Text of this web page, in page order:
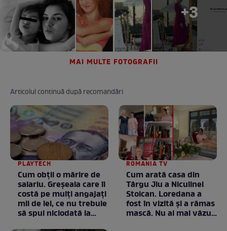
+3
MAI MULTE FOTOGRAFII
Articolul continuă după recomandări
PLAYTECH
Cum obții o mărire de
salariu. Greșeala care îi
costă pe mulți angajați
mii de lei, ce nu trebuie
să spui niciodată la
ROMANIA TV
Cum arată casa din
Târgu Jiu a Niculinei
Stoican. Loredana a
fost în vizită și a rămas
mască. Nu ai mai văzut